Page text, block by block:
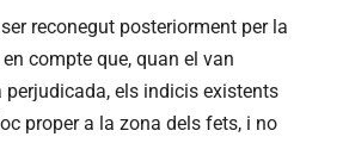
reconegut posteriorment per la
compte que, quan el van
perjudicada, els indicis existents
proper a la zona dels fets, i no